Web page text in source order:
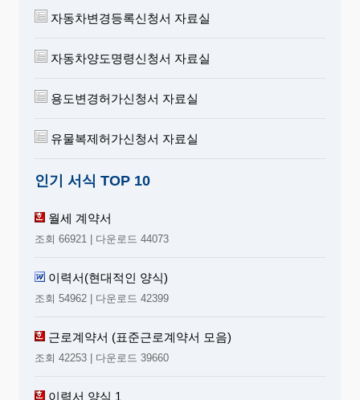
자동차변경등록신청서 자료실
자동차양도명령신청서 자료실
용도변경허가신청서 자료실
유물복제허가신청서 자료실
인기 서식 TOP 10
월세 계약서
조회 66921 | 다운로드 44073
이력서(현대적인 양식)
조회 54962 | 다운로드 42399
근로계약서 (표준근로계약서 모음)
조회 42253 | 다운로드 39660
이력서 양식 1